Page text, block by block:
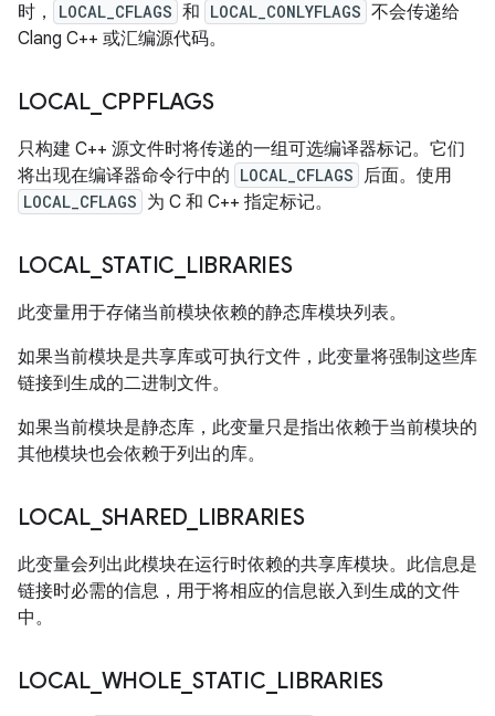
时，
LOCAL_CFLAGS 和 LOCAL_CONLYFLAGS 不会传递给
Clang C++ 或汇编源代码。
LOCAL_ CPPFLAGS
只构建 C++ 源文件时将传递的一组可选编译器标记。 它们
将出现在编译器命令行中的 LOCAL_CFLAGS 后面。使用
LOCAL_CFLAGS 为 C 和 C++ 指定标记。
LOCAL_ STATIC LIBRARIES
此变量用于存储当前模块依赖的静态库模块列表。
如果当前模块是共享库或可执行文件，此变量将强制这些库
链接到生成的二进制文件。
如果当前模块是静态库，此变量只是指出依赖于当前模块的
其他模块也会依赖于列出的库。
LOCAL_ SHARED LIBRARIES
此变量会列出此模块在运行时依赖的共享库模块。 此信息是
链接时必需的信息，用于将相应的信息嵌入到生成的文件
中。
LOCAL_ WHOLE STATIC LIBRARIES